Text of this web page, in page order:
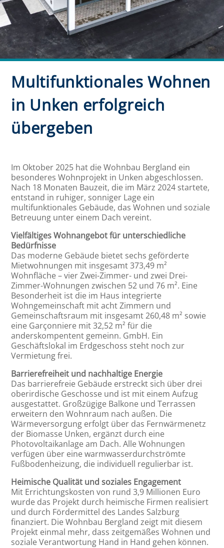
Multifunktionales Wohnen
in Unken erfolgreich
übergeben
Im Oktober 2025 hat die Wohnbau Bergland ein
besonderes Wohnprojekt in Unken abgeschlossen.
Nach 18 Monaten Bauzeit, die im März 2024 startete,
entstand in ruhiger, sonniger Lage ein
multifunktionales Gebäude, das Wohnen und soziale
Betreuung unter einem Dach vereint.
Vielfältiges Wohnangebot für unterschiedliche
Bedürfnisse
Das moderne Gebäude bietet sechs geförderte
Mietwohnungen mit insgesamt 373,49 m²
Wohnfläche – vier Zwei-Zimmer- und zwei Drei-
Zimmer-Wohnungen zwischen 52 und 76 m². Eine
Besonderheit ist die im Haus integrierte
Wohngemeinschaft mit acht Zimmern und
Gemeinschaftsraum mit insgesamt 260,48 m² sowie
eine Garçonniere mit 32,52 m² für die
anderskompentent gemeinn. GmbH. Ein
Geschäftslokal im Erdgeschoss steht noch zur
Vermietung frei.
Barrierefreiheit und nachhaltige Energie
Das barrierefreie Gebäude erstreckt sich über drei
oberirdische Geschosse und ist mit einem Aufzug
ausgestattet. Großzügige Balkone und Terrassen
erweitern den Wohnraum nach außen. Die
Wärmeversorgung erfolgt über das Fernwärmenetz
der Biomasse Unken, ergänzt durch eine
Photovoltaikanlage am Dach. Alle Wohnungen
verfügen über eine warmwasserdurchströmte
Fußbodenheizung, die individuell regulierbar ist.
Heimische Qualität und soziales Engagement
Mit Errichtungskosten von rund 3,9 Millionen Euro
wurde das Projekt durch heimische Firmen realisiert
und durch Fördermittel des Landes Salzburg
finanziert. Die Wohnbau Bergland zeigt mit diesem
Projekt einmal mehr, dass zeitgemäßes Wohnen und
soziale Verantwortung Hand in Hand gehen können.